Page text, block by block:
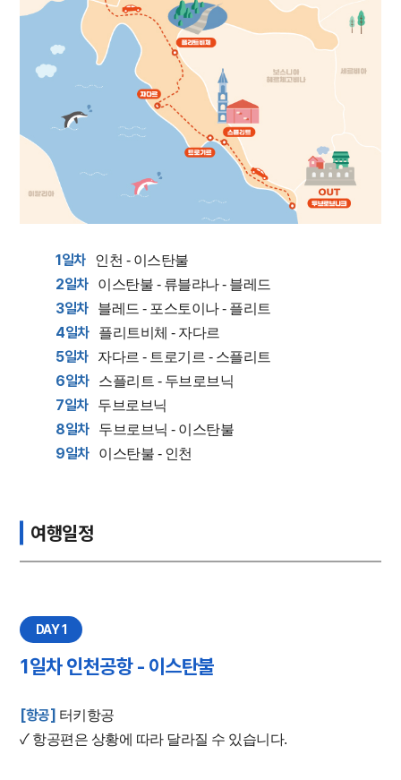
1일차인천 - 이스탄불
2일차이스탄불 - 류블랴나 - 블레드
3일차블레드 - 포스토이나 - 플리트
4일차플리트비체 - 자다르
5일차자다르 - 트로기르 - 스플리트
6일차스플리트 - 두브로브닉
7일차두브로브닉
8일차두브로브닉 - 이스탄불
9일차이스탄불 - 인천
여행일정
DAY 1
1일차 인천공항 - 이스탄불
[항공] 터키항공
✓ 항공편은 상황에 따라 달라질 수 있습니다.